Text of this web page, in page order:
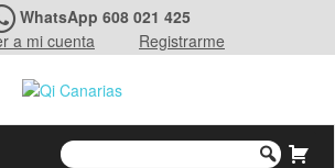
WhatsApp 608 021 425
a mi cuenta
Registrarme